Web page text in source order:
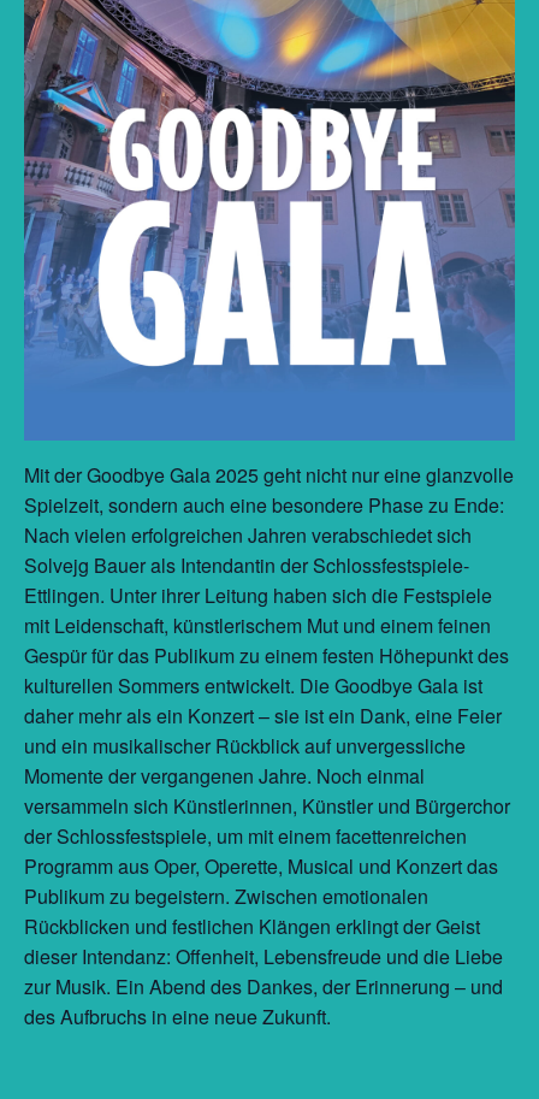
Mit der Goodbye Gala 2025 geht nicht nur eine glanzvolle
Spielzeit, sondern auch eine besondere Phase zu Ende:
Nach vielen erfolgreichen Jahren verabschiedet sich
Solvejg Bauer als Intendantin der Schlossfestspiele-
Ettlingen. Unter ihrer Leitung haben sich die Festspiele
mit Leidenschaft, künstlerischem Mut und einem feinen
Gespür für das Publikum zu einem festen Höhepunkt des
kulturellen Sommers entwickelt. Die Goodbye Gala ist
daher mehr als ein Konzert – sie ist ein Dank, eine Feier
und ein musikalischer Rückblick auf unvergessliche
Momente der vergangenen Jahre. Noch einmal
versammeln sich Künstlerinnen, Künstler und Bürgerchor
der Schlossfestspiele, um mit einem facettenreichen
Programm aus Oper, Operette, Musical und Konzert das
Publikum zu begeistern. Zwischen emotionalen
Rückblicken und festlichen Klängen erklingt der Geist
dieser Intendanz: Offenheit, Lebensfreude und die Liebe
zur Musik. Ein Abend des Dankes, der Erinnerung – und
des Aufbruchs in eine neue Zukunft.